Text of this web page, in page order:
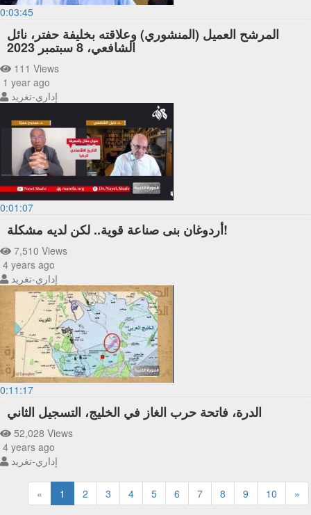
0:03:45
المرشح العميل (المنشوري) وعلاقته بخليفة حفتر، نائل
الشافعي، 8 سبتمبر 2023
111 Views
1 year ago
إداري-تغريد
0:01:07
أردوغان بنى صناعة قوية.. لكن لديه مشكلة!
7,510 Views
4 years ago
إداري-تغريد
0:11:17
الدرة، فاتحة حرب الغاز في الخليج، التسجيل الثاني
52,028 Views
4 years ago
إداري-تغريد
« 1 2 3 4 5 6 7 8 9 10 »